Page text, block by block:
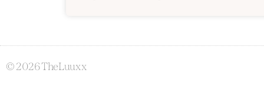
© 2026 TheLuuxx